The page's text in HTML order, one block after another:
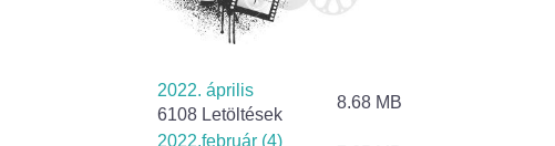
2022. április
6108 Letöltések
8.68 MB
2022.február (4)